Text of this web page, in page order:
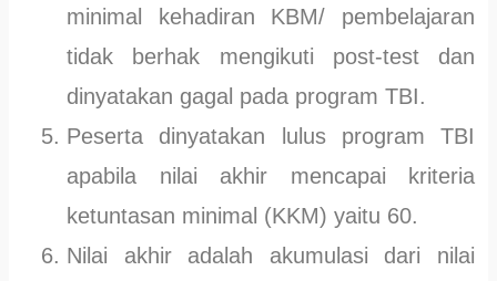
minimal kehadiran KBM/ pembelajaran
tidak berhak mengikuti post-test dan
dinyatakan gagal pada program TBI.
Peserta dinyatakan lulus program TBI
apabila nilai akhir mencapai kriteria
ketuntasan minimal (KKM) yaitu 60.
Nilai akhir adalah akumulasi dari nilai